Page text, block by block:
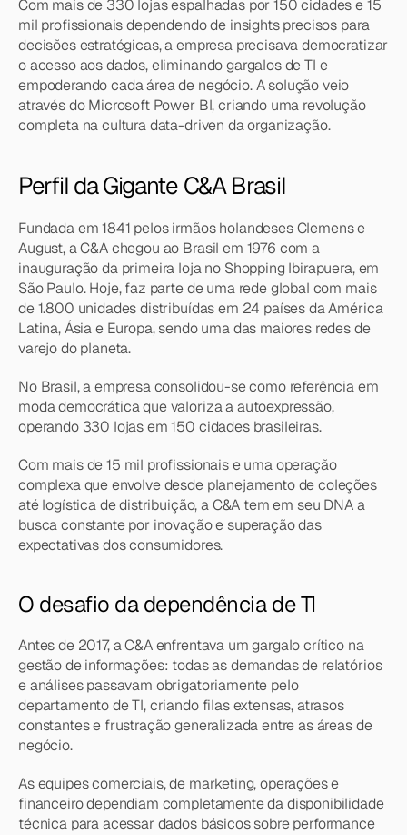
Com mais de 330 lojas espalhadas por 150 cidades e 15
mil profissionais dependendo de insights precisos para
decisões estratégicas, a empresa precisava democratizar
o acesso aos dados, eliminando gargalos de TI e
empoderando cada área de negócio. A solução veio
através do Microsoft Power BI, criando uma revolução
completa na cultura data-driven da organização.
Perfil da Gigante C&A Brasil
Fundada em 1841 pelos irmãos holandeses Clemens e
August, a C&A chegou ao Brasil em 1976 com a
inauguração da primeira loja no Shopping Ibirapuera, em
São Paulo. Hoje, faz parte de uma rede global com mais
de 1.800 unidades distribuídas em 24 países da América
Latina, Ásia e Europa, sendo uma das maiores redes de
varejo do planeta.
No Brasil, a empresa consolidou-se como referência em
moda democrática que valoriza a autoexpressão,
operando 330 lojas em 150 cidades brasileiras.
Com mais de 15 mil profissionais e uma operação
complexa que envolve desde planejamento de coleções
até logística de distribuição, a C&A tem em seu DNA a
busca constante por inovação e superação das
expectativas dos consumidores.
O desafio da dependência de TI
Antes de 2017, a C&A enfrentava um gargalo crítico na
gestão de informações: todas as demandas de relatórios
e análises passavam obrigatoriamente pelo
departamento de TI, criando filas extensas, atrasos
constantes e frustração generalizada entre as áreas de
negócio.
As equipes comerciais, de marketing, operações e
financeiro dependiam completamente da disponibilidade
técnica para acessar dados básicos sobre performance